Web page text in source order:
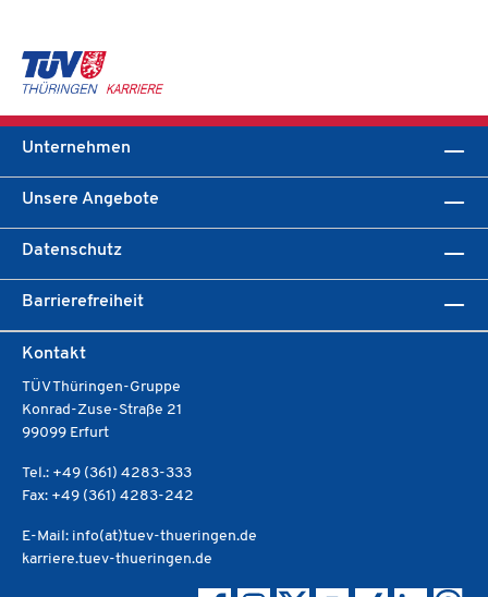
Unternehmen
Unsere Angebote
Datenschutz
Barrierefreiheit
Kontakt
TÜV Thüringen-Gruppe
Konrad-Zuse-Straße 21
99099 Erfurt
Tel.: +49 (361) 4283-333
Fax: +49 (361) 4283-242
E-Mail: info(at)tuev-thueringen.de
karriere.tuev-thueringen.de